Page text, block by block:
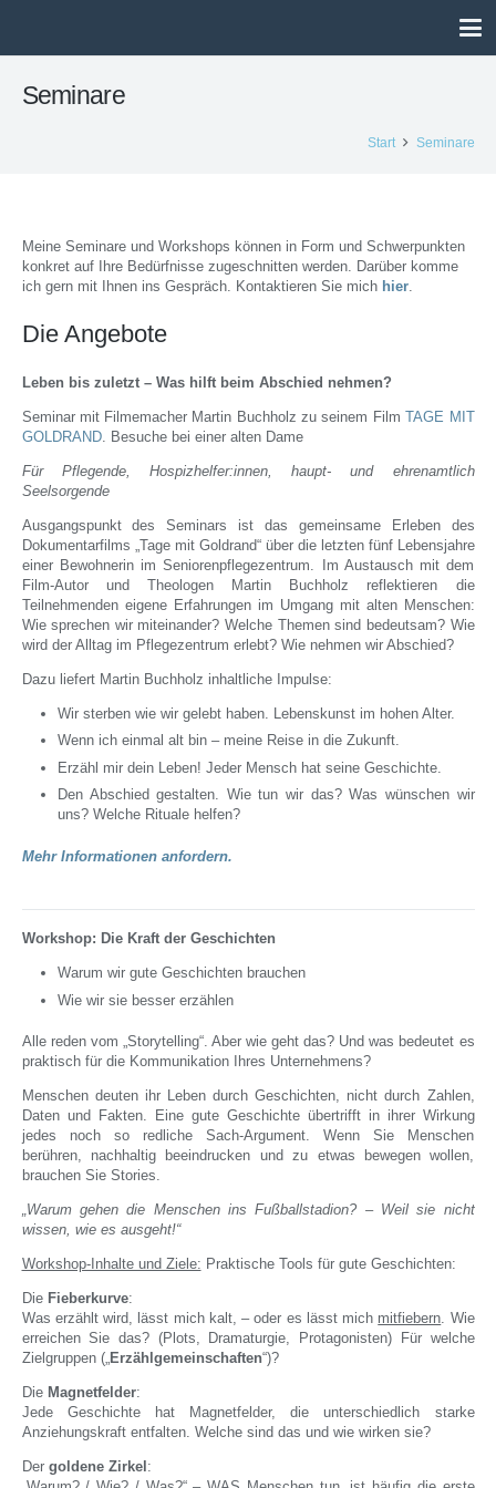
Seminare
Start Seminare
Meine Seminare und Workshops können in Form und Schwerpunkten
konkret auf Ihre Bedürfnisse zugeschnitten werden. Darüber komme
ich gern mit Ihnen ins Gespräch. Kontaktieren Sie mich hier.
Die Angebote
Leben bis zuletzt – Was hilft beim Abschied nehmen?
Seminar mit Filmemacher Martin Buchholz zu seinem FilmTAGE MIT
GOLDRAND. Besuche bei einer alten Dame
Für Pflegende, Hospizhelfer:innen, haupt- und ehrenamtlich
Seelsorgende
Ausgangspunkt des Seminars ist das gemeinsame Erleben des
Dokumentarfilms „Tage mit Goldrand“ über die letzten fünf Lebensjahre
einer Bewohnerin im Seniorenpflegezentrum. Im Austausch mit dem
Film-Autor und Theologen Martin Buchholz reflektieren die
Teilnehmenden eigene Erfahrungen im Umgang mit alten Menschen:
Wie sprechen wir miteinander? Welche Themen sind bedeutsam? Wie
wird der Alltag im Pflegezentrum erlebt? Wie nehmen wir Abschied?
Dazu liefert Martin Buchholz inhaltliche Impulse:
Wir sterben wie wir gelebt haben. Lebenskunst im hohen Alter.
Wenn ich einmal alt bin – meine Reise in die Zukunft.
Erzähl mir dein Leben! Jeder Mensch hat seine Geschichte.
Den Abschied gestalten. Wie tun wir das? Was wünschen wir
uns? Welche Rituale helfen?
Mehr Informationen anfordern.
Workshop: Die Kraft der Geschichten
Warum wir gute Geschichten brauchen
Wie wir sie besser erzählen
Alle reden vom „Storytelling“. Aber wie geht das? Und was bedeutet es
praktisch für die Kommunikation Ihres Unternehmens?
Menschen deuten ihr Leben durch Geschichten, nicht durch Zahlen,
Daten und Fakten. Eine gute Geschichte übertrifft in ihrer Wirkung
jedes noch so redliche Sach-Argument. Wenn Sie Menschen
berühren, nachhaltig beeindrucken und zu etwas bewegen wollen,
brauchen Sie Stories.
„Warum gehen die Menschen ins Fußballstadion? – Weil sie nicht
wissen, wie es ausgeht!“
Workshop-Inhalte und Ziele: Praktische Tools für gute Geschichten:
Die Fieberkurve:
Was erzählt wird, lässt mich kalt, – oder es lässt mich mitfiebern. Wie
erreichen Sie das? (Plots, Dramaturgie, Protagonisten) Für welche
Zielgruppen („Erzählgemeinschaften“)?
Die Magnetfelder:
Jede Geschichte hat Magnetfelder, die unterschiedlich starke
Anziehungskraft entfalten. Welche sind das und wie wirken sie?
Der goldene Zirkel :